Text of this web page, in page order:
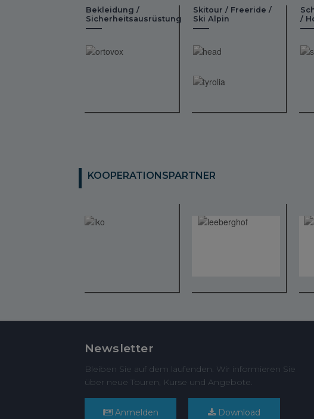
Bekleidung /
Sicherheitsausrüstung
Skitour / Freeride /
Ski Alpin
/
KOOPERATIONSPARTNER
Newsletter
Bleiben Sie auf dem laufenden. Wir informieren Sie
über neue Touren, Kurse und Angebote.
Anmelden Download